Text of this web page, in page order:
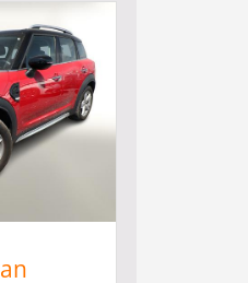
Platz für
die
Mini mit
unserer